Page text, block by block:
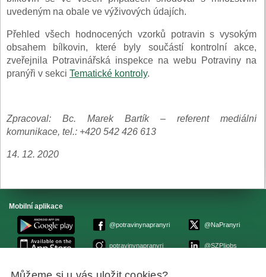
uvedeným na obale ve výživových údajích.
Přehled všech hodnocených vzorků potravin s vysokým
obsahem bílkovin, které byly součástí kontrolní akce,
zveřejnila Potravinářská inspekce na webu Potraviny na
pranýři v sekci Tematické kontroly.
Zpracoval: Bc. Marek Bartík – referent mediální
komunikace, tel.: +420 542 426 613
14. 12. 2020
Mobilní aplikace
@potravinynapranyri
potravinynapranyri
@NaPranyri
@SZPIjobs